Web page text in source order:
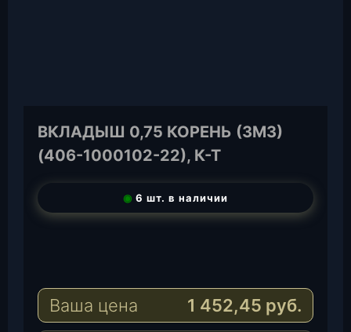
ВКЛАДЫШ 0,75 КОРЕНЬ (ЗМЗ)
(406-1000102-22), К-Т
◉ 6 шт. в наличии
e
r
a
s
a
Ваша цена 1 452,45 руб.